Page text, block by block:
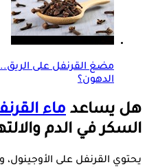
مضغ القرنفل على
الدهون؟
هل يساعد ماء
السكر في الدم
يحتوي القرنفل على